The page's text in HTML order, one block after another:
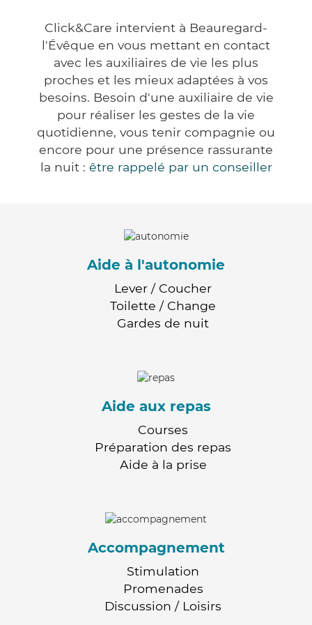
Click&Care intervient à Beauregard-
l'Évêque en vous mettant en contact
avec les auxiliaires de vie les plus
proches et les mieux adaptées à vos
besoins. Besoin d'une auxiliaire de vie
pour réaliser les gestes de la vie
quotidienne, vous tenir compagnie ou
encore pour une présence rassurante
la nuit : être rappelé par un conseiller
Aide à l'autonomie
Lever / Coucher
Toilette / Change
Gardes de nuit
Aide aux repas
Courses
Préparation des repas
Aide à la prise
Accompagnement
Stimulation
Promenades
Discussion / Loisirs